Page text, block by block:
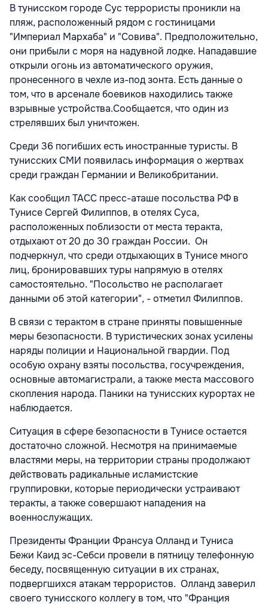
В тунисском городе Сус террористы проникли на
пляж, расположенный рядом с гостиницами
"Империал Мархаба" и "Совива". Предположительно,
они прибыли с моря на надувной лодке. Нападавшие
открыли огонь из автоматического оружия,
пронесенного в чехле из-под зонта. Есть данные о
том, что в арсенале боевиков находились также
взрывные устройства.Сообщается, что один из
стрелявших был уничтожен.
Среди 36 погибших есть иностранные туристы. В
тунисских СМИ появилась информация о жертвах
среди граждан Германии и Великобритании.
Как сообщил ТАСС пресс-аташе посольства РФ в
Тунисе Сергей Филиппов, в отелях Суса,
расположенных поблизости от места теракта,
отдыхают от 20 до 30 граждан России. Он
подчеркнул, что среди отдыхающих в Тунисе много
лиц, бронировавших туры напрямую в отелях
самостоятельно. "Посольство не располагает
данными об этой категории", - отметил Филиппов.
В связи с терактом в стране приняты повышенные
меры безопасности. В туристических зонах усилены
наряды полиции и Национальной гвардии. Под
особую охрану взяты посольства, госучреждения,
основные автомагистрали, а также места массового
скопления народа. Паники на тунисских курортах не
наблюдается.
Ситуация в сфере безопасности в Тунисе остается
достаточно сложной. Несмотря на принимаемые
властями меры, на территории страны продолжают
действовать радикальные исламистские
группировки, которые периодически устраивают
теракты, а также совершают нападения на
военнослужащих.
Президенты Франции Франсуа Олланд и Туниса
Бежи Каид эс-Себси провели в пятницу телефонную
беседу, посвященную ситуации в их странах,
подвергшихся атакам террористов. Олланд заверил
своего тунисского коллегу в том, что "Франция